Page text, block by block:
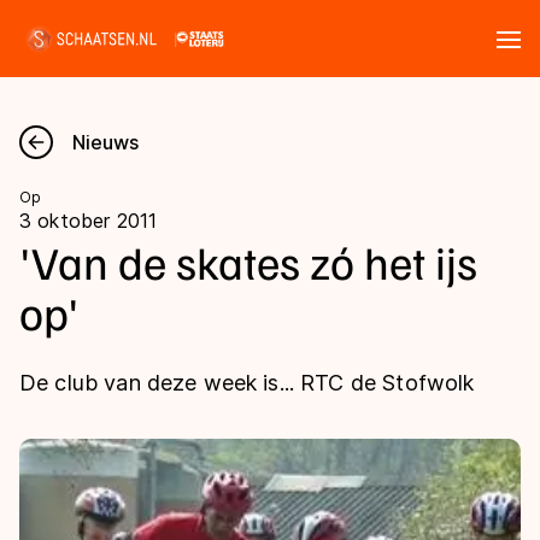
Nieuws
Kalender
Disciplines
Shorttrack
Inlineskaten
Uitslagen
Langebaan
Shorttrack
Marathon
Tijden & historie
Ranglijsten Langebaan
Nieuws
Op
3 oktober 2011
'Van de skates zó het ijs
op'
De club van deze week is... RTC de Stofwolk